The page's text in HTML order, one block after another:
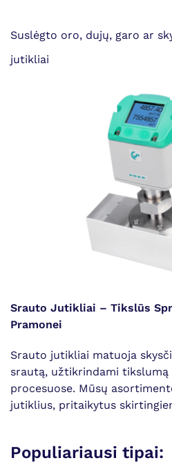
Suslėgto oro, dujų, garo ar
jutikliai
Srauto Jutikliai – Tikslūs
Pramonei
Srauto jutikliai matuoja
srautą, užtikrindami tikslumą
procesuose. Mūsų
jutiklius, pritaikytus
Populiariausi tipai: